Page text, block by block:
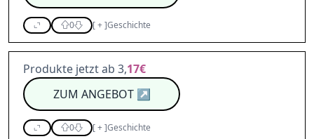
0 [+]Geschichte
Produkte jetzt ab 3,17€
ZUM ANGEBOT↗
0 [+]Geschichte